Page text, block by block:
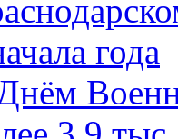
года